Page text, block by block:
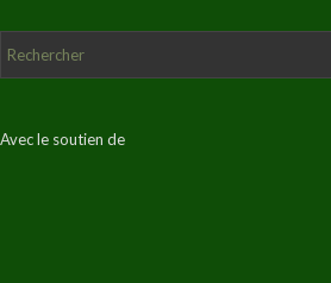
Avec le soutien de